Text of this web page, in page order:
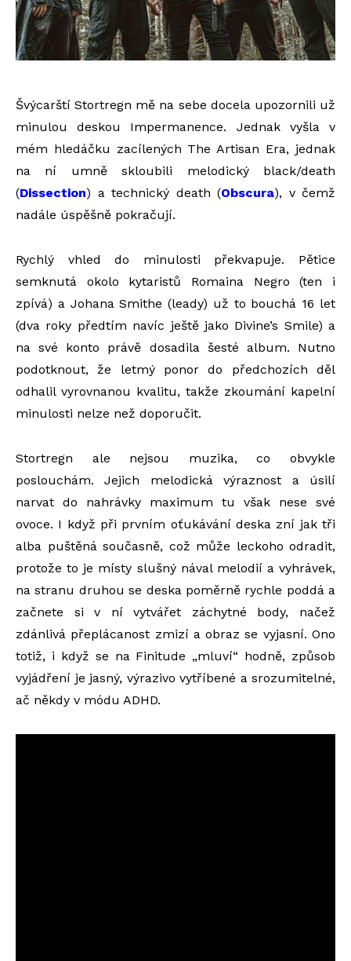
Švýcarští Stortregn mě na sebe docela upozornili už
minulou deskou Impermanence. Jednak vyšla v
mém hledáčku zacílených The Artisan Era, jednak
na ní umně skloubili melodický black/death
(Dissection) a technický death (Obscura), v čemž
nadále úspěšně pokračují.
Rychlý vhled do minulosti překvapuje. Pětice
semknutá okolo kytaristů Romaina Negro (ten i
zpívá) a Johana Smithe (leady) už to bouchá 16 let
(dva roky předtím navíc ještě jako Divine’s Smile) a
na své konto právě dosadila šesté album. Nutno
podotknout, že letmý ponor do předchozích děl
odhalil vyrovnanou kvalitu, takže zkoumání kapelní
minulosti nelze než doporučit.
Stortregn ale nejsou muzika, co obvykle
poslouchám. Jejich melodická výraznost a úsilí
narvat do nahrávky maximum tu však nese své
ovoce. I když při prvním oťukávání deska zní jak tři
alba puštěná současně, což může leckoho odradit,
protože to je místy slušný nával melodií a vyhrávek,
na stranu druhou se deska poměrně rychle poddá a
začnete si v ní vytvářet záchytné body, načež
zdánlivá přeplácanost zmizí a obraz se vyjasní. Ono
totiž, i když se na Finitude „mluví“ hodně, způsob
vyjádření je jasný, výrazivo vytříbené a srozumitelné,
ač někdy v módu ADHD.